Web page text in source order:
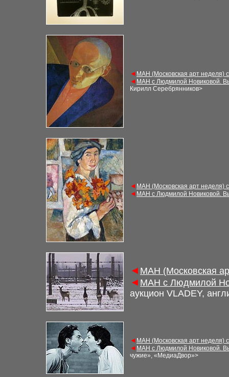
◄ МАН (Московская арт неделя)
◄ МАН с Людмилой Новиковой.
Кирилл Серебрянников>
◄ МАН (Московская арт неделя)
◄ МАН с Людмилой Новиковой.
◄ МАН (Московская
◄ МАН с Людмилой
аукцион VLADEY,
◄ МАН (Московская арт неделя)
◄ МАН с Людмилой Новиковой.
чужие», «МедиаДвор»>